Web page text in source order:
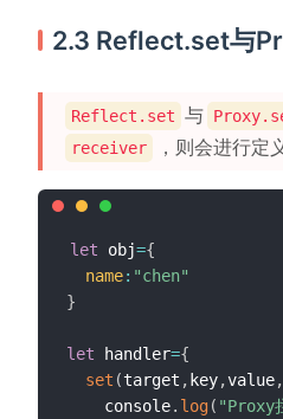
2.3 Reflect.set与
Reflect.set 与
receiver ，则会进行定
let obj={
name: "chen"
}
let handler={
set (target , key,value,
    console
. log( "Proxy